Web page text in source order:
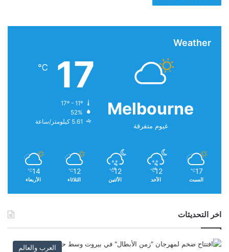
Weather
Melbourne
غيوم متفرقة
17
℃
52%
5.61 كيلومتر/ساعة
17
℃
السبت
12
℃
الأحد
12
℃
الأثنين
12
℃
الثلاثاء
14
℃
الأربعاء
اخر التحديثات
العرب والعالم